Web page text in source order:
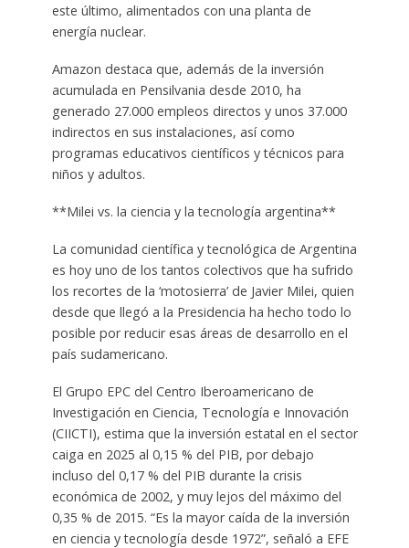
este último, alimentados con una planta de
energía nuclear.
Amazon destaca que, además de la inversión
acumulada en Pensilvania desde 2010, ha
generado 27.000 empleos directos y unos 37.000
indirectos en sus instalaciones, así como
programas educativos científicos y técnicos para
niños y adultos.
**Milei vs. la ciencia y la tecnología argentina**
La comunidad científica y tecnológica de Argentina
es hoy uno de los tantos colectivos que ha sufrido
los recortes de la ‘motosierra’ de Javier Milei, quien
desde que llegó a la Presidencia ha hecho todo lo
posible por reducir esas áreas de desarrollo en el
país sudamericano.
El Grupo EPC del Centro Iberoamericano de
Investigación en Ciencia, Tecnología e Innovación
(CIICTI), estima que la inversión estatal en el sector
caiga en 2025 al 0,15 % del PIB, por debajo
incluso del 0,17 % del PIB durante la crisis
económica de 2002, y muy lejos del máximo del
0,35 % de 2015. “Es la mayor caída de la inversión
en ciencia y tecnología desde 1972”, señaló a EFE